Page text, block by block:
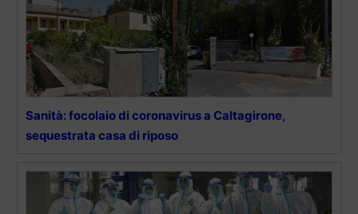
Sanità: focolaio di coronavirus a Caltagirone,
sequestrata casa di riposo